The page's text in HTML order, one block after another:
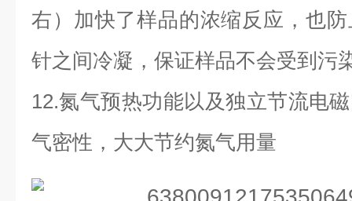
右）加快了样品的浓缩反应，也
针之间冷凝，保证样品不会受到污
12.氮气预热功能以及独立节流电
气密性，大大节约氮气用量